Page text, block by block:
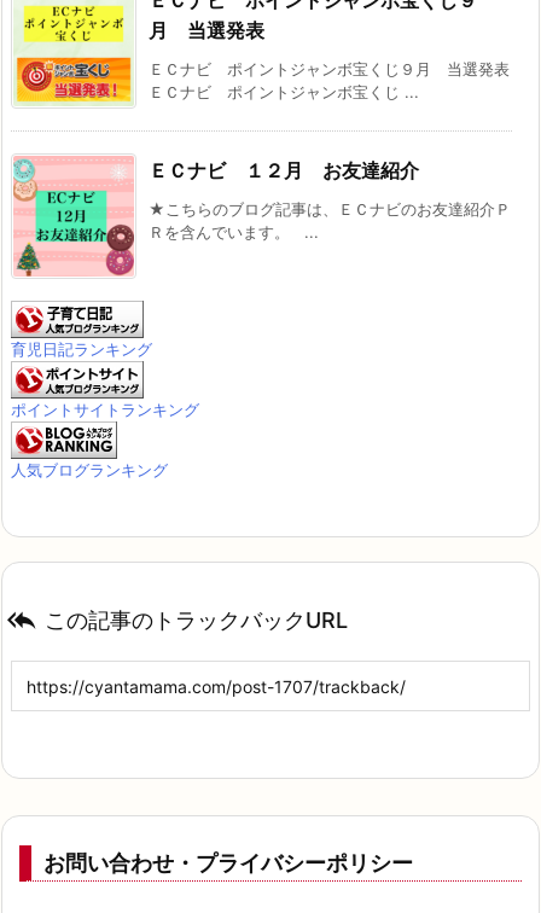
月 当選発表
ＥＣナビ ポイントジャンボ宝くじ９月 当選発表
ＥＣナビ ポイントジャンボ宝くじ ...
ＥＣナビ １２月 お友達紹介
★こちらのブログ記事は、ＥＣナビのお友達紹介Ｐ
Ｒを含んでいます。 ...
育児日記ランキング
ポイントサイトランキング
人気ブログランキング
 この記事のトラックバックURL
お問い合わせ・プライバシーポリシー